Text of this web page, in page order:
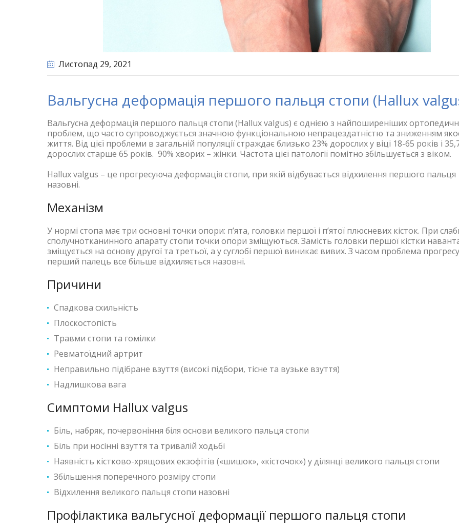
Листопад 29, 2021
Вальгусна деформація першого пальця стопи (Hallux
Вальгусна деформація першого пальця стопи (Hallux valgus) є однією з найпоширеніших
проблем, що часто супроводжується значною функціональною непрацездатністю та зниженням
життя. Від цієї проблеми в загальній популяції страждає близько 23% дорослих у віці 18-65 років і
дорослих старше 65 років. 90% хворих – жінки. Частота цієї патології помітно збільшується з віком.
Hallux valgus – це прогресуюча деформація стопи, при якій відбувається відхилення першого пальця
назовні.
Механізм
У нормі стопа має три основні точки опори: п’ята, головки першої і п’ятої плюсневих кісток. При
сполучнотканинного апарату стопи точки опори зміщуються. Замість головки першої кістки
зміщується на основу другої та третьої, а у суглобі першої виникає вивих. З часом проблема
перший палець все більше відхиляється назовні.
Причини
Спадкова схильність
Плоскостопість
Травми стопи та гомілки
Ревматоїдний артрит
Неправильно підібране взуття (високі підбори, тісне та вузьке взуття)
Надлишкова вага
Симптоми Hallux valgus
Біль, набряк, почервоніння біля основи великого пальця стопи
Біль при носінні взуття та тривалій ходьбі
Наявність кістково-хрящових екзофітів («шишок», «кісточок») у ділянці великого пальця стопи
Збільшення поперечного розміру стопи
Відхилення великого пальця стопи назовні
Профілактика вальгусної деформації першого пальця стопи